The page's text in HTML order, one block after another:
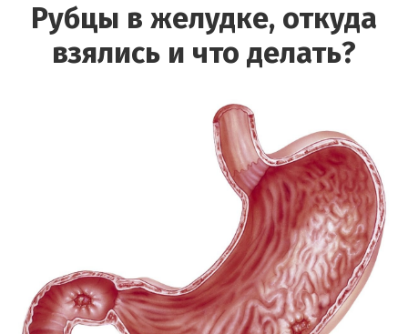
Рубцы в желудке, откуда
взялись и что делать?
Ваш телефон:*
обработку моих персональных данных